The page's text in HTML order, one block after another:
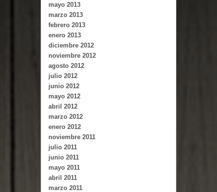
mayo 2013
marzo 2013
febrero 2013
enero 2013
diciembre 2012
noviembre 2012
agosto 2012
julio 2012
junio 2012
mayo 2012
abril 2012
marzo 2012
enero 2012
noviembre 2011
julio 2011
junio 2011
mayo 2011
abril 2011
marzo 2011